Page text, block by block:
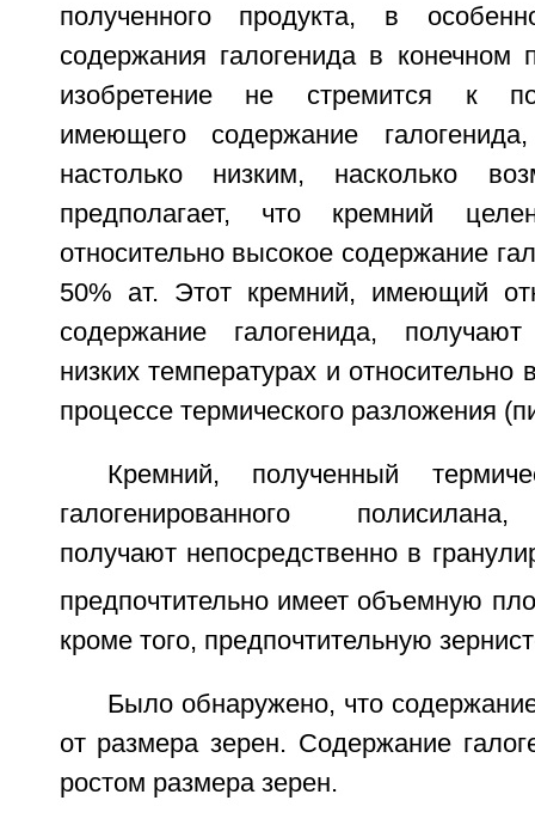
полученного продукта, в
содержания галогенида в конечном
изобретение не стремится к
имеющего содержание
настолько низким, насколько
предполагает, что кремний
относительно высокое содержание
50% ат. Этот кремний, имеющий
содержание галогенида,
низких температурах и относительно
процессе термического разложения
Кремний, полученный
галогенированного
получают непосредственно в
предпочтительно имеет объемную
кроме того, предпочтительную
Было обнаружено, что
от размера зерен. Содержание
ростом размера зерен.